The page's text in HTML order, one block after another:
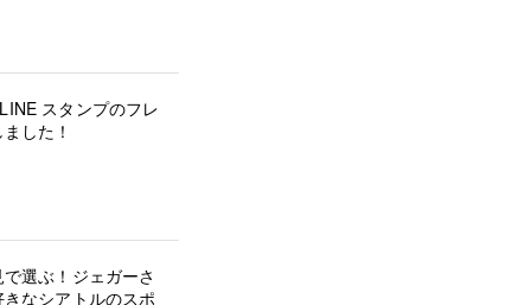
スタンプのフレ
した！
選ぶ！ジェガーさ
なシアトルのスポ